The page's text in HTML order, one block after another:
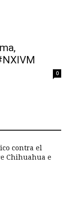
0
contra el
Chihuahua e